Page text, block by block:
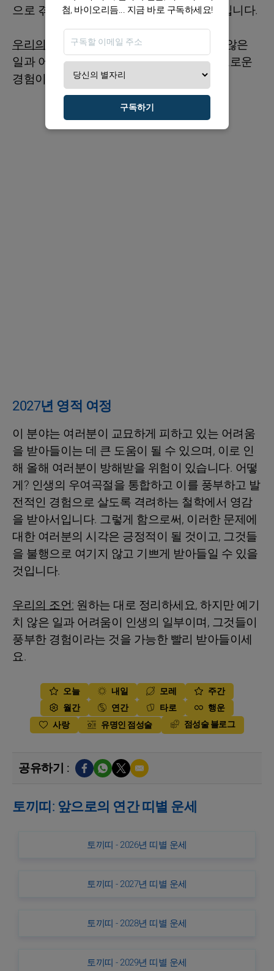
으로 겪는 대신 기쁜 마음으로 받아들일 것입니다.
우리의 조언:원하는 대로 정리하되, 예기치 않은
일과 어려움이 삶의 일부이며 그것들이 풍요로운
경험이라는 것을 최대한 빨리 받아들이세요.
2027년 영적 여정
이 분야는 여러분이 교묘하게 피하고 있는 어려움
을 받아들이는 데 큰 도움이 될 수 있으며, 이로 인
해 올해 여러분이 방해받을 위험이 있습니다. 어떻
게? 인생의 우여곡절을 통합하고 이를 풍부하고 발
전적인 경험으로 살도록 격려하는 철학에서 영감
을 받아서입니다. 그렇게 함으로써, 이러한 문제에
대한 여러분의 시각은 긍정적이 될 것이고, 그것들
을 불행으로 여기지 않고 기쁘게 받아들일 수 있을
것입니다.
우리의 조언:원하는 대로 정리하세요, 하지만 예기
치 않은 일과 어려움이 인생의 일부이며, 그것들이
풍부한 경험이라는 것을 가능한 빨리 받아들이세
요.
오늘 내일 모레
주간
월간
연간 타로
행운
사랑
유명인 점성술 점성술 블로그
공유하기 :
토끼띠: 앞으로의 연간 띠별 운세
토끼띠 - 2026년 띠별 운세
토끼띠 - 2027년 띠별 운세
토끼띠 - 2028년 띠별 운세
토끼띠 - 2029년 띠별 운세
첨, 바이오리듬... 지금 바로 구독하세요!
구독하기